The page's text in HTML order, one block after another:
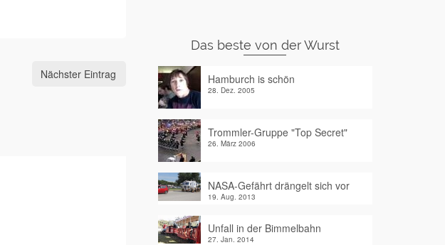
Nächster Eintrag
Das beste von der Wurst
Hamburch is schön
28. Dez. 2005
Trommler-Gruppe "Top Secret"
26. März 2006
NASA-Gefährt drängelt sich vor
19. Aug. 2013
Unfall in der Bimmelbahn
27. Jan. 2014